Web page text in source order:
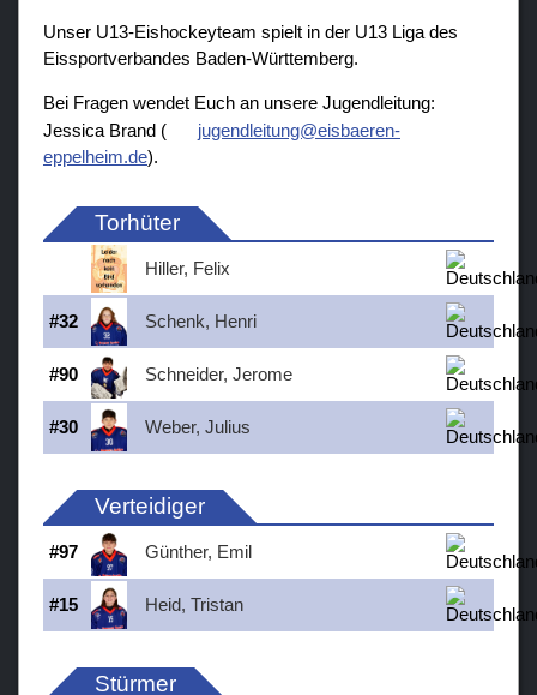
Unser U13-Eishockeyteam spielt in der U13 Liga des
Eissportverbandes Baden-Württemberg.
Bei Fragen wendet Euch an unsere Jugendleitung:
Jessica Brand (
jugendleitung@eisbaeren-
eppelheim.de).
Torhüter
Hiller, Felix
#32 Schenk, Henri
#90 Schneider, Jerome
#30 Weber, Julius
Verteidiger
#97 Günther, Emil
#15 Heid, Tristan
Stürmer